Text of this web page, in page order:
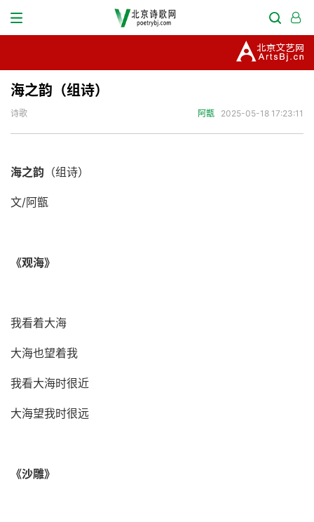
海之韵（组诗）
诗歌 阿甑 2025-05-18 17:23:11
海之韵 （组诗）
文/阿甑
《观海》
我看着大海
大海也望着我
我看大海时很近
大海望我时很远
《沙雕》